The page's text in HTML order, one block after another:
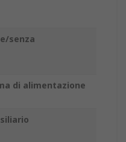
senza
di alimentazione